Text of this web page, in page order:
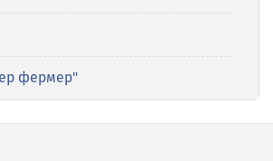
фермер"